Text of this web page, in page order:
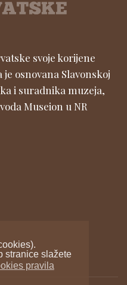
stranice slažete
pravila
svoje korijene
je osnovana Slavonskoj
i suradnika muzeja,
Museion u NR